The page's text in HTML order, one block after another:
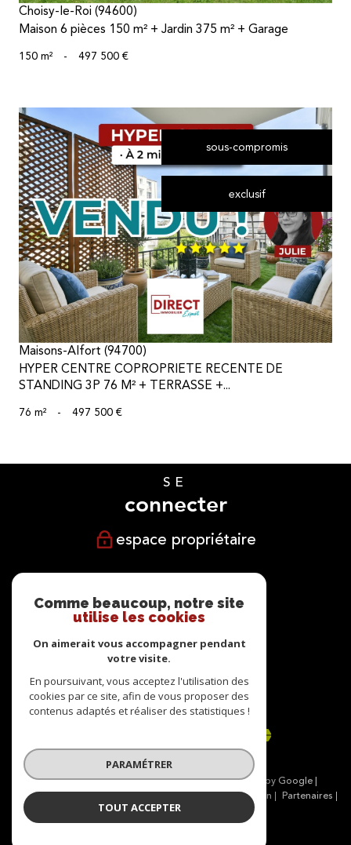
Choisy-le-Roi (94600)
Maison 6 pièces 150 m² + Jardin 375 m² + Garage
150 m² - 497 500 €
sous-compromis
exclusif
voir le bien
Maisons-Alfort (94700)
HYPER CENTRE COPROPRIETE RECENTE DE
STANDING 3P 76 M² + TERRASSE +...
76 m² - 497 500 €
SE
connecter
espace propriétaire
suivre
NOUS
adhérons
© 2026 | Tous droits réservés | Traduction powered by Google |
Nos honoraires
Plan du site Mentions légales Admin
Partenaires
Politique RGPD
Comme beaucoup, notre site
utilise les cookies
On aimerait vous accompagner pendant
votre visite.
En poursuivant, vous acceptez l'utilisation des
cookies par ce site, afin de vous proposer des
contenus adaptés et réaliser des statistiques !
PARAMÉTRER
TOUT ACCEPTER